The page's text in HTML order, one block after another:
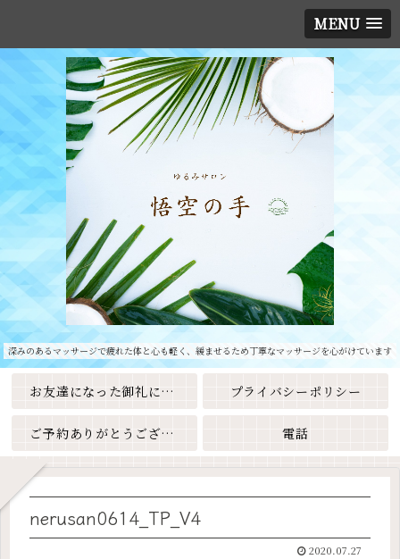
MENU
深みのあるマッサージで疲れた体と心も軽く、緩ませるため丁寧なマッサージを心がけています
お友達になった御礼に素敵なクーポンをプレゼント🎁 プライバシーポリシー
ご予約ありがとうございます 電話
nerusan0614_TP_V4
2020.07.27